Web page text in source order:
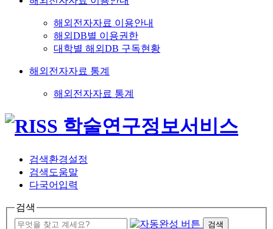
해외전자자료 이용안내
해외DB별 이용권한
대학별 해외DB 구독현황
해외전자자료 통계
해외전자자료 통계
검색환경설정
검색도움말
다국어입력
검색
검색